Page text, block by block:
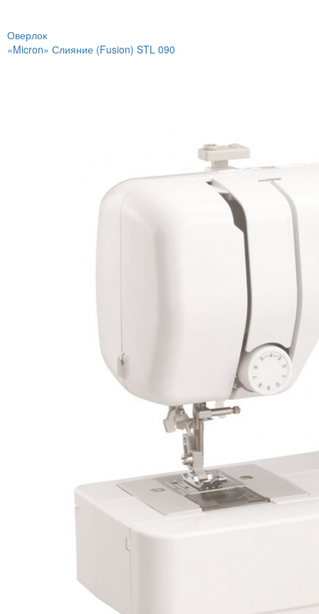
Оверлок
«Micron» Слияние (Fusion) STL 090